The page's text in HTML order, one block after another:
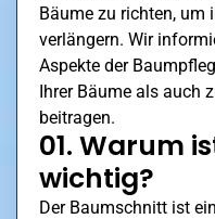
Bäume zu richten, um
verlängern. Wir
Aspekte der
Ihrer Bäume als auch
beitragen.
01. Warum
wichtig?
Der Baumschnitt ist